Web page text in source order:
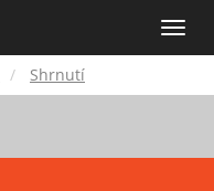
Toggle
Shrnutí